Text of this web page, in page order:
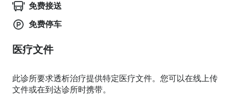
免费接送
免费停车
医疗文件
此诊所要求透析治疗提供特定医疗文件。您可以在线上传
文件或在到达诊所时携带。